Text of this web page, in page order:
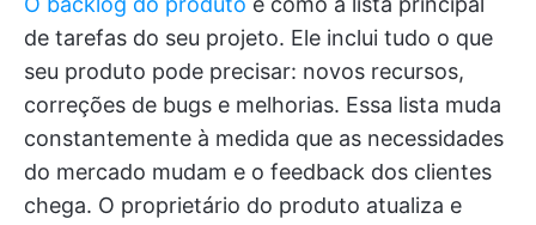
de tarefas do seu projeto. Ele inclui tudo o que
seu produto pode precisar: novos recursos,
correções de bugs e melhorias. Essa lista muda
constantemente à medida que as necessidades
do mercado mudam e o feedback dos clientes
chega. O proprietário do produto atualiza e